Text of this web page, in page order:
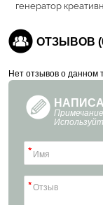
генератор
ОТЗЫВОВ
Нет отзывов о данном